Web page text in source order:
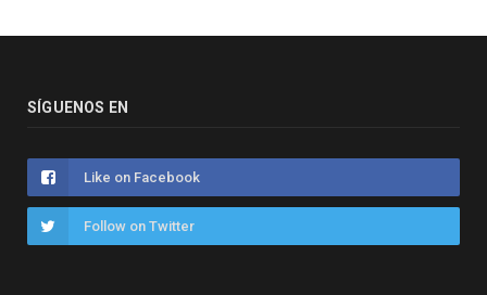
SÍGUENOS EN
Like on Facebook
Follow on Twitter